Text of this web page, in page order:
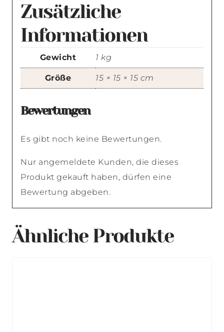
Zusätzliche
Informationen
Gewicht 1 kg
Größe 15 × 15 × 15 cm
Bewertungen
Es gibt noch keine Bewertungen.
Nur angemeldete Kunden, die dieses
Produkt gekauft haben, dürfen eine
Bewertung abgeben.
Ähnliche Produkte